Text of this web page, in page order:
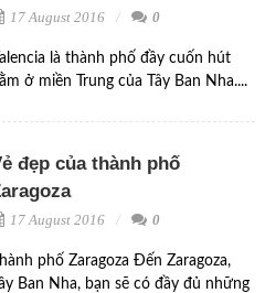
17 August 2016 0
là thành phố đầy cuốn hút
ở miền Trung của Tây Ban Nha....
đẹp của thành phố
17 August 2016 0
phố Zaragoza Đến Zaragoza,
Ban Nha, bạn sẽ có đầy đủ những